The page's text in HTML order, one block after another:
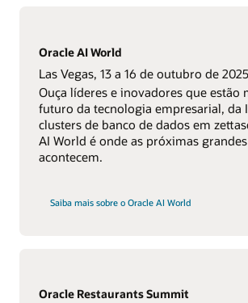
Oracle AI World
Las Vegas, 13 a 16 de outubro de
Ouça líderes e inovadores que estão
futuro da tecnologia empresarial, da
clusters de banco de dados em
AI World é onde as próximas
acontecem.
Saiba mais sobre o Oracle AI World
Oracle Restaurants Summit